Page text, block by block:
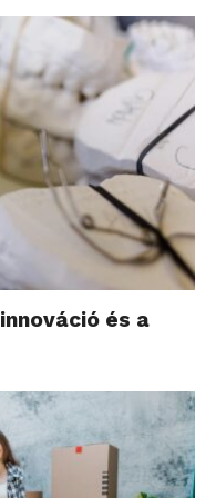
egy
képest is
a téglalakások
időszakához
az árak ebben a
irányadó – csak a
nőttek az árak –,
fordult elő.
tulajdonost
A budai és a külső
is jelentős
többnyire
és a